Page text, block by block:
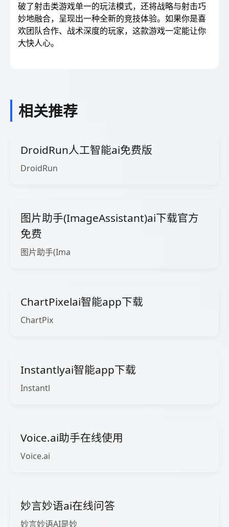
破了射击类游戏单一的玩法模式，还将战略与射击巧
妙地融合，呈现出一种全新的竞技体验。如果你是喜
欢团队合作、战术深度的玩家，这款游戏一定能让你
大快人心。
相关推荐
DroidRun人工智能ai免费版
DroidRun
图片助手(ImageAssistant)ai下载官方
免费
图片助手(Ima
ChartPixelai智能app下载
ChartPix
Instantlyai智能app下载
Instantl
Voice.ai助手在线使用
Voice.ai
妙言妙语ai在线问答
妙言妙语AI是妙